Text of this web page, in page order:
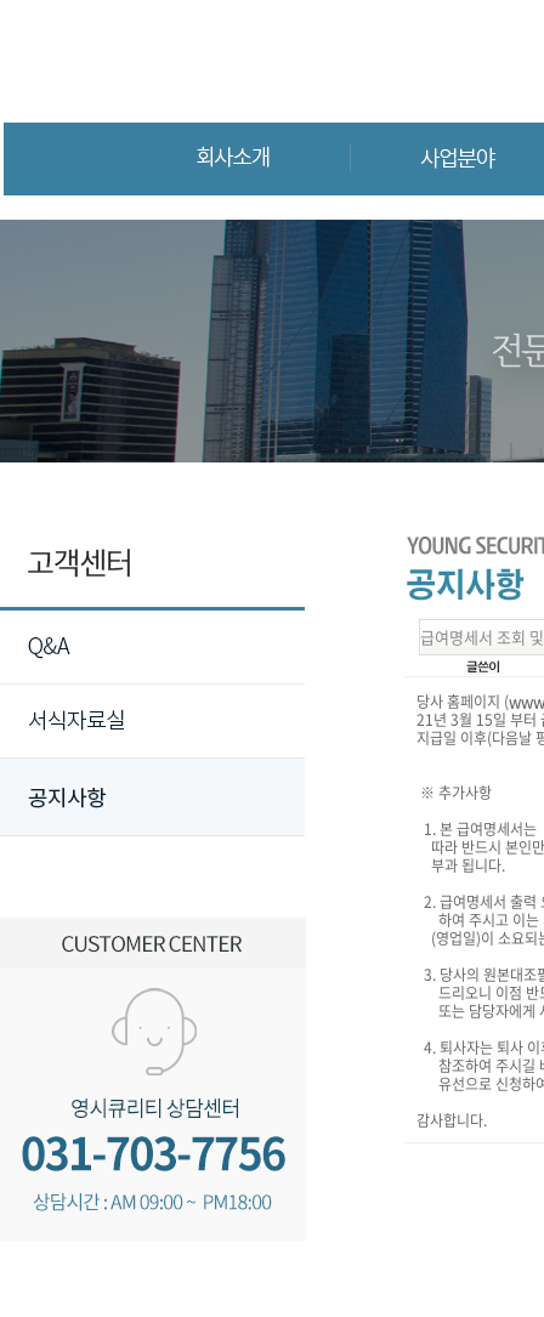
급여명세서 조회
당사 홈페이지 (
21년 3월 15일 부터
지급일 이후(다음날
※ 추가사항
1. 본 급여명세서는
따라 반드시 본인
부과 됩니다.
2. 급여명세서 출력
하여 주시고 이는
(영업일)이 소요되
3. 당사의 원본대조
드리오니 이점 반
또는 담당자에게
4. 퇴사자는 퇴사
참조하여 주시길
유선으로 신청하
감사합니다.